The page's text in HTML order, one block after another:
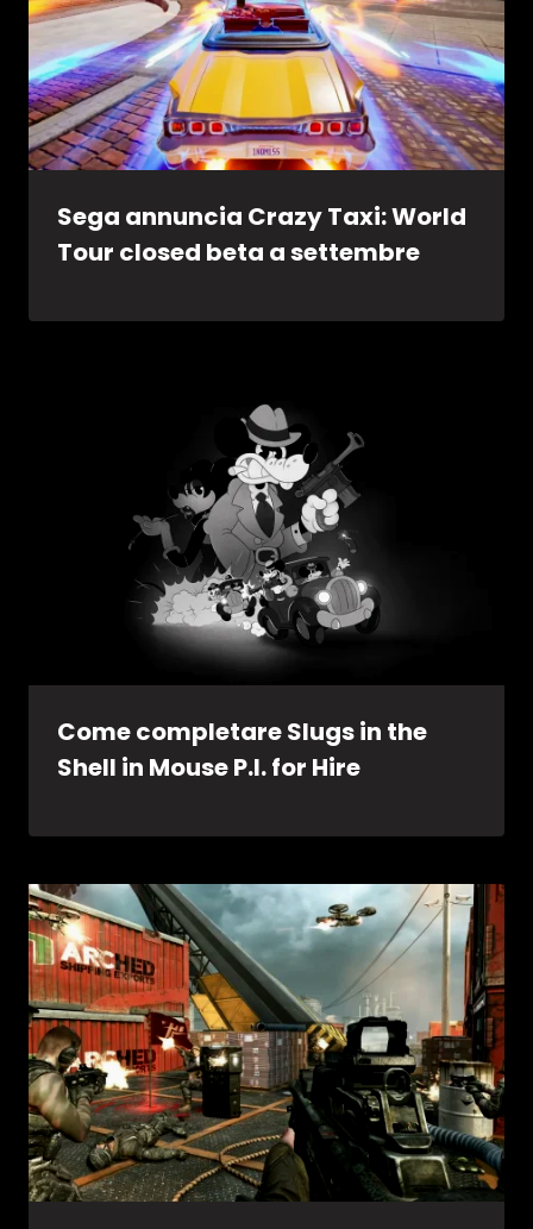
Sega annuncia Crazy Taxi: World
Tour closed beta a settembre
Come completare Slugs in the
Shell in Mouse P.I. for Hire